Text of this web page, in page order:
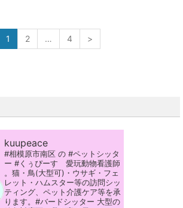
1 2 … 4 >
kuupeace
#相模原市南区 の #ペットシッタ
ー #くぅぴーす 愛玩動物看護師
。猫・鳥(大型可)・ウサギ・フェ
レット・ハムスター等の訪問シッ
ティング、ペット介護ケア等を承
ります。#バードシッター 大型の